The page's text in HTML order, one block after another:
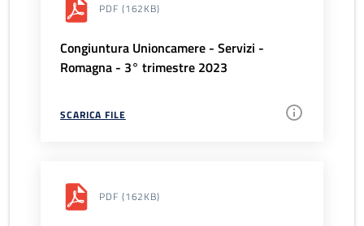
PDF (162KB)
Congiuntura Unioncamere - Servizi -
Romagna - 3° trimestre 2023
SCARICA FILE
PDF (162KB)